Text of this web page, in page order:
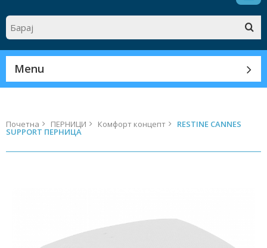
Menu
Почетна ПЕРНИЦИ Комфорт концепт RESTINE CANNES
SUPPORT ПЕРНИЦА